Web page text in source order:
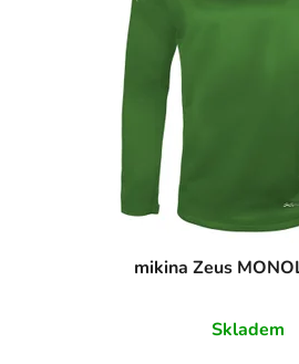
mikina Zeus
Skladem